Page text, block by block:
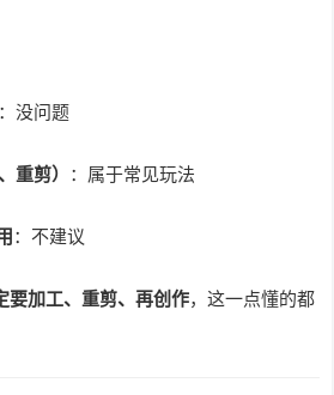
：没问题
重剪） ：属于常见玩法
：不建议
要加工、重剪、再创作，这一点懂的都